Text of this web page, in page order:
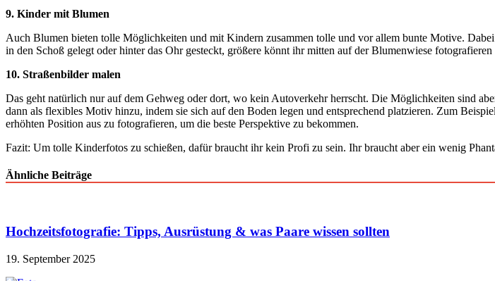
9. Kinder mit Blumen
Auch Blumen bieten tolle Möglichkeiten und mit Kindern zusammen tolle und vor allem bunte Motive.
in den Schoß gelegt oder hinter das Ohr gesteckt, größere könnt ihr mitten auf der Blumenwiese
10. Straßenbilder malen
Das geht natürlich nur auf dem Gehweg oder dort, wo kein Autoverkehr herrscht. Die Möglichkeiten sind
dann als flexibles Motiv hinzu, indem sie sich auf den Boden legen und entsprechend platzieren. Zum
erhöhten Position aus zu fotografieren, um die beste Perspektive zu bekommen.
Fazit: Um tolle Kinderfotos zu schießen, dafür braucht ihr kein Profi zu sein. Ihr braucht aber ein wenig
Ähnliche Beiträge
Hochzeitsfotografie: Tipps, Ausrüstung & was Paare wissen sollten
19. September 2025